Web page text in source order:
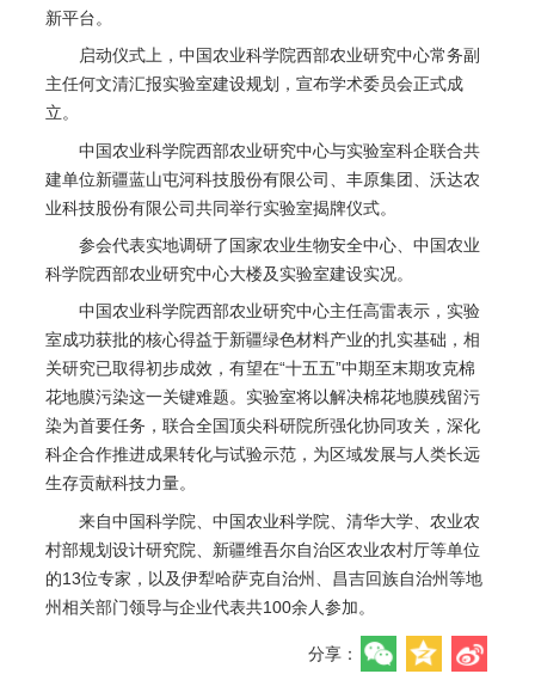
新平台。
启动仪式上，中国农业科学院西部农业研究中心常务副
主任何文清汇报实验室建设规划，宣布学术委员会正式成
立。
中国农业科学院西部农业研究中心与实验室科企联合共
建单位新疆蓝山屯河科技股份有限公司、丰原集团、沃达农
业科技股份有限公司共同举行实验室揭牌仪式。
参会代表实地调研了国家农业生物安全中心、中国农业
科学院西部农业研究中心大楼及实验室建设实况。
中国农业科学院西部农业研究中心主任高雷表示，实验
室成功获批的核心得益于新疆绿色材料产业的扎实基础，相
关研究已取得初步成效，有望在“十五五”中期至末期攻克棉
花地膜污染这一关键难题。实验室将以解决棉花地膜残留污
染为首要任务，联合全国顶尖科研院所强化协同攻关，深化
科企合作推进成果转化与试验示范，为区域发展与人类长远
生存贡献科技力量。
来自中国科学院、中国农业科学院、清华大学、农业农
村部规划设计研究院、新疆维吾尔自治区农业农村厅等单位
的13位专家，以及伊犁哈萨克自治州、昌吉回族自治州等地
州相关部门领导与企业代表共100余人参加。
分享：